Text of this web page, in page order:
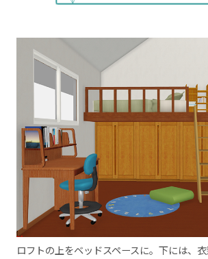
ロフトの上をベッドスペースに。下には、